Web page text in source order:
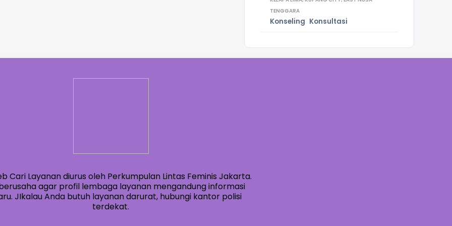
TENGGARA
Konseling Konsultasi
Cari Layanan diurus oleh Perkumpulan Lintas Feminis Jakarta.
agar profil lembaga layanan mengandung informasi
JIkalau Anda butuh layanan darurat, hubungi kantor polisi
terdekat.